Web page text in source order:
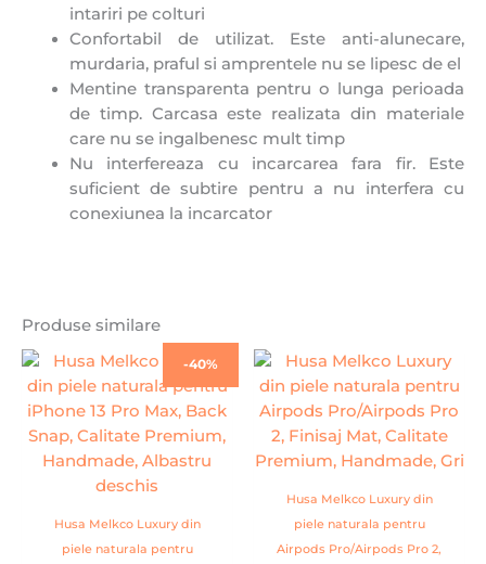
intariri pe colturi
Confortabil de utilizat. Este anti-alunecare,
murdaria, praful si amprentele nu se lipesc de el
Mentine transparenta pentru o lunga perioada
de timp. Carcasa este realizata din materiale
care nu se ingalbenesc mult timp
Nu interfereaza cu incarcarea fara fir. Este
suficient de subtire pentru a nu interfera cu
conexiunea la incarcator
Produse similare
-40%
Husa Melkco Luxury din
piele naturala pentru
Prețul
inițial
a
fost:
134,00 lei.
Prețul
este:
79,99 lei.
Husa Melkco Luxury din
piele naturala pentru
Airpods Pro/Airpods Pro 2,